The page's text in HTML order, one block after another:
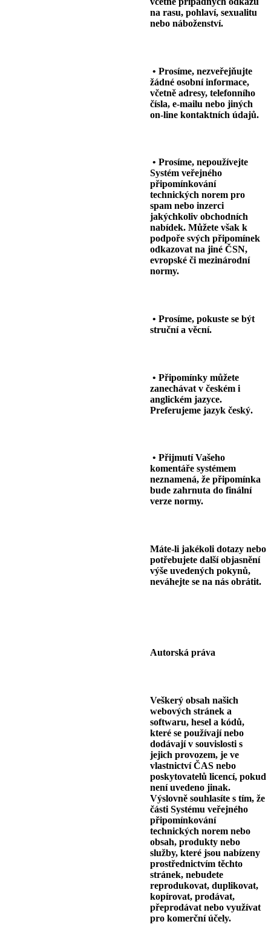
na rasu, pohlaví, sexualitu
nebo náboženství.
• Prosíme, nezveřejňujte
žádné osobní informace,
včetně adresy, telefonního
čísla, e-mailu nebo jiných
on-line kontaktních údajů.
• Prosíme, nepoužívejte
Systém veřejného
připomínkování
technických norem pro
spam nebo inzerci
jakýchkoliv obchodních
nabídek. Můžete však k
podpoře svých připomínek
odkazovat na jiné ČSN,
evropské či mezinárodní
normy.
• Prosíme, pokuste se být
struční a věcní.
• Připomínky můžete
zanechávat v českém i
anglickém jazyce.
Preferujeme jazyk český.
• Přijmutí Vašeho
komentáře systémem
neznamená, že připomínka
bude zahrnuta do finální
verze normy.
Máte-li jakékoli dotazy nebo
potřebujete další objasnění
výše uvedených pokynů,
neváhejte se na nás obrátit.
Autorská práva
Veškerý obsah našich
webových stránek a
softwaru, hesel a kódů,
které se používají nebo
dodávají v souvislosti s
jejich provozem, je ve
vlastnictví ČAS nebo
poskytovatelů licencí, pokud
není uvedeno jinak.
Výslovně souhlasíte s tím, že
části Systému veřejného
připomínkování
technických norem nebo
obsah, produkty nebo
služby, které jsou nabízeny
prostřednictvím těchto
stránek, nebudete
reprodukovat, duplikovat,
kopírovat, prodávat,
přeprodávat nebo využívat
pro komerční účely.